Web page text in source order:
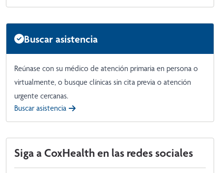
Buscar asistencia
Reúnase con su médico de atención primaria en persona o
virtualmente, o busque clínicas sin cita previa o atención
urgente cercanas.
Buscar asistencia
Siga a CoxHealth en las redes sociales